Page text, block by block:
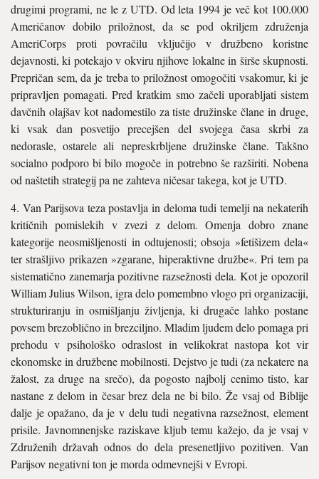
drugimi programi, ne le z UTD. Od leta 1994 je več kot 100.000
Američanov dobilo priložnost, da se pod okriljem združenja
AmeriCorps proti povračilu vključijo v družbeno koristne
dejavnosti, ki potekajo v okviru njihove lokalne in širše skupnosti.
Prepričan sem, da je treba to priložnost omogočiti vsakomur, ki je
pripravljen pomagati. Pred kratkim smo začeli uporabljati sistem
davčnih olajšav kot nadomestilo za tiste družinske člane in druge,
ki vsak dan posvetijo precejšen del svojega časa skrbi za
nedorasle, ostarele ali nepreskrbljene družinske člane. Takšno
socialno podporo bi bilo mogoče in potrebno še razširiti. Nobena
od naštetih strategij pa ne zahteva ničesar takega, kot je UTD.
4. Van Parijsova teza postavlja in deloma tudi temelji na nekaterih
kritičnih pomislekih v zvezi z delom. Omenja dobro znane
kategorije neosmišljenosti in odtujenosti; obsoja »fetišizem dela«
ter strašljivo prikazen »zgarane, hiperaktivne družbe«. Pri tem pa
sistematično zanemarja pozitivne razsežnosti dela. Kot je opozoril
William Julius Wilson, igra delo pomembno vlogo pri organizaciji,
strukturiranju in osmišljanju življenja, ki drugače lahko postane
povsem brezoblično in brezciljno. Mladim ljudem delo pomaga pri
prehodu v psihološko odraslost in velikokrat nastopa kot vir
ekonomske in družbene mobilnosti. Dejstvo je tudi (za nekatere na
žalost, za druge na srečo), da pogosto najbolj cenimo tisto, kar
nastane z delom in česar brez dela ne bi bilo. Že vsaj od Biblije
dalje je opažano, da je v delu tudi negativna razsežnost, element
prisile. Javnomnenjske raziskave kljub temu kažejo, da je vsaj v
Združenih državah odnos do dela presenetljivo pozitiven. Van
Parijsov negativni ton je morda odmevnejši v Evropi.